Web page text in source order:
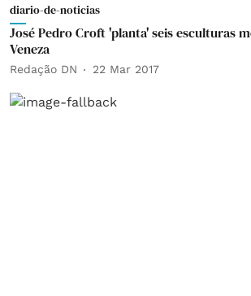
diario-de-noticias
José Pedro Croft 'planta' seis esculturas
Veneza
Redação DN 22 Mar 2017